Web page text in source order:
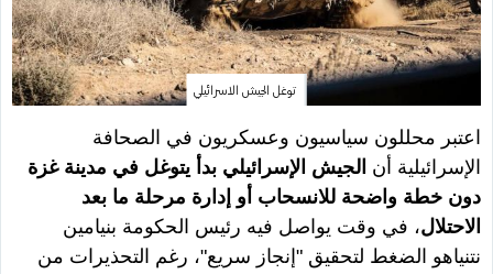
توغل الجيش الاسرائيلي
اعتبر محللون سياسيون وعسكريون في الصحافة
الإسرائيلية أن الجيش الإسرائيلي بدأ يتوغل في مدينة غزة
دون خطة واضحة للانسحاب أو إدارة مرحلة ما بعد
الاحتلال، في وقت يواصل فيه رئيس الحكومة بنيامين
نتنياهو الضغط لتحقيق "إنجاز سريع"، رغم التحذيرات من